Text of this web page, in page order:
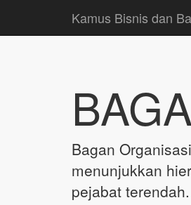
Kamus Bisnis dan
Bagan
menunjukkan
pejabat terendah.